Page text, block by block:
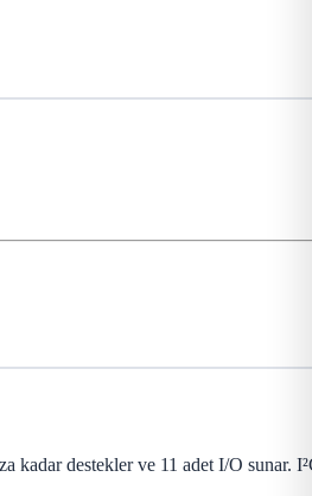
kadar destekler ve 11 adet I/O sunar.